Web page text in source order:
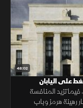
48:02
على اليابان
تزيد المنافسة
رهينة هرمز وباب